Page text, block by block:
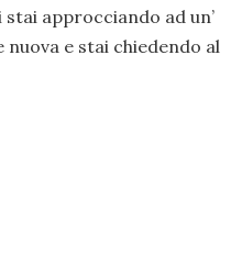
approcciando ad un’
e stai chiedendo al